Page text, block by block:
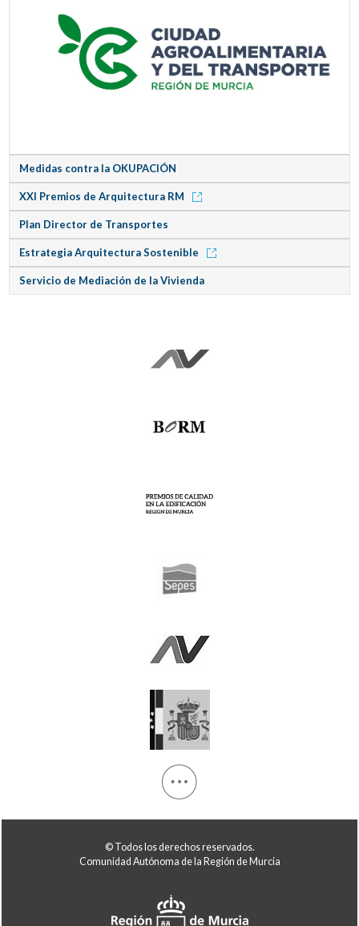
Medidas contra la OKUPACIÓN
XXI Premios de Arquitectura RM
Plan Director de Transportes
Estrategia Arquitectura Sostenible
Servicio de Mediación de la Vivienda
© Todos los derechos reservados.
Comunidad Autónoma de la Región de Murcia